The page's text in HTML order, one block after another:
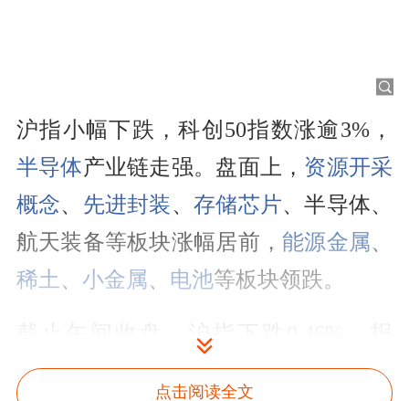
沪指小幅下跌，科创50指数涨逾3%，
半导体产业链走强。盘面上， 资源开采
概念、 先进封装、存储芯片、半导体、
航天装备等板块涨幅居前，能源金属、
稀土 、 小金属、 电池等板块领跌。
截止午间收盘，沪指下跌0.46%，报
3952.49点；深证成指下跌0.35%，报
点击阅读全文